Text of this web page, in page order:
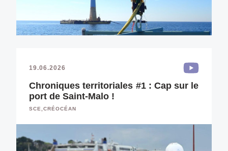
19.06.2026
Chroniques territoriales #1 : Cap sur le
port de Saint-Malo !
SCE,CRÉOCÉAN